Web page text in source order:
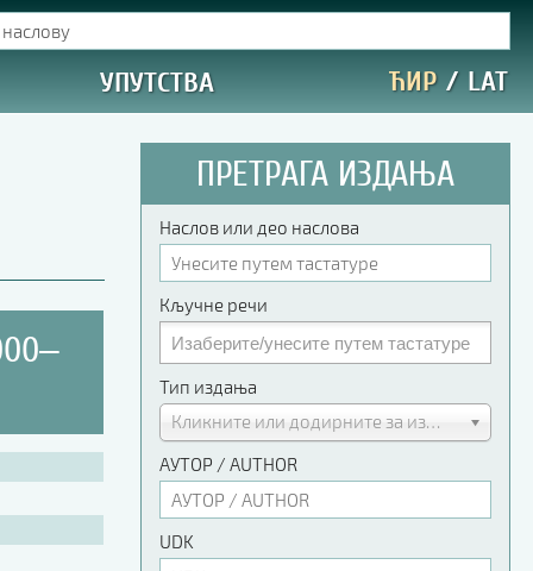
УПУТСТВА ЋИР / LAT
ПРЕТРАГА ИЗДАЊА
Наслов или део наслова
Кључне речи
Тип издања
Кликните или додирните за избор
АУТОР / AUTHOR
UDK